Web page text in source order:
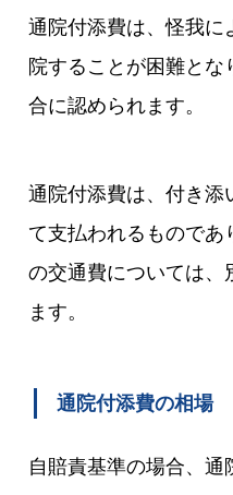
通院付添費は、怪我に
院することが困難と
合に認められます。
通院付添費は、付き添
て支払われるものであ
の交通費については、
ます。
通院付添費の相場
自賠責基準の場合、